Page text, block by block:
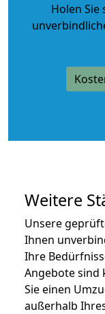
Holen
Weitere
Unsere
Ihnen
Ihre
Angebote sind
Sie einen
außerhalb